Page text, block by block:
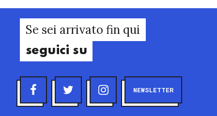
Se sei arrivato fin qui
seguici su
NEWSLETTER